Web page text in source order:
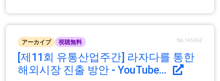
アーカイブ 視聴無料 No.145462
[제11회 유통산업주간] 라자다를 통한
해외시장 진출 방안 - YouTube...